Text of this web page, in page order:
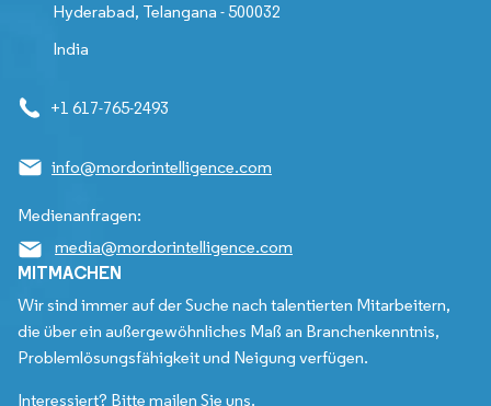
Hyderabad, Telangana - 500032
India
+1 617-765-2493
info@mordorintelligence.com
Medienanfragen:
media@mordorintelligence.com
MITMACHEN
Wir sind immer auf der Suche nach talentierten Mitarbeitern,
die über ein außergewöhnliches Maß an Branchenkenntnis,
Problemlösungsfähigkeit und Neigung verfügen.
Interessiert? Bitte mailen Sie uns.